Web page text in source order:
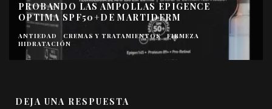
PROBANDO LAS AMPOLLAS EPIGENCE
OPTIMA SPF50+DE MARTIDERM
ANTIEDAD CREMAS Y TRATAMIENTOS
FIRMEZA
HIDRATACIÓN
DEJA UNA RESPUESTA